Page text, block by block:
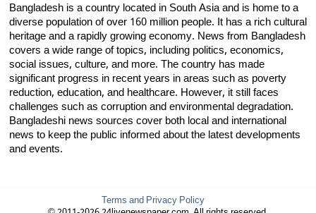
Bangladesh is a country located in South Asia and is home to a
diverse population of over 160 million people. It has a rich cultural
heritage and a rapidly growing economy. News from Bangladesh
covers a wide range of topics, including politics, economics,
social issues, culture, and more. The country has made
significant progress in recent years in areas such as poverty
reduction, education, and healthcare. However, it still faces
challenges such as corruption and environmental degradation.
Bangladeshi news sources cover both local and international
news to keep the public informed about the latest developments
and events.
Terms and Privacy Policy